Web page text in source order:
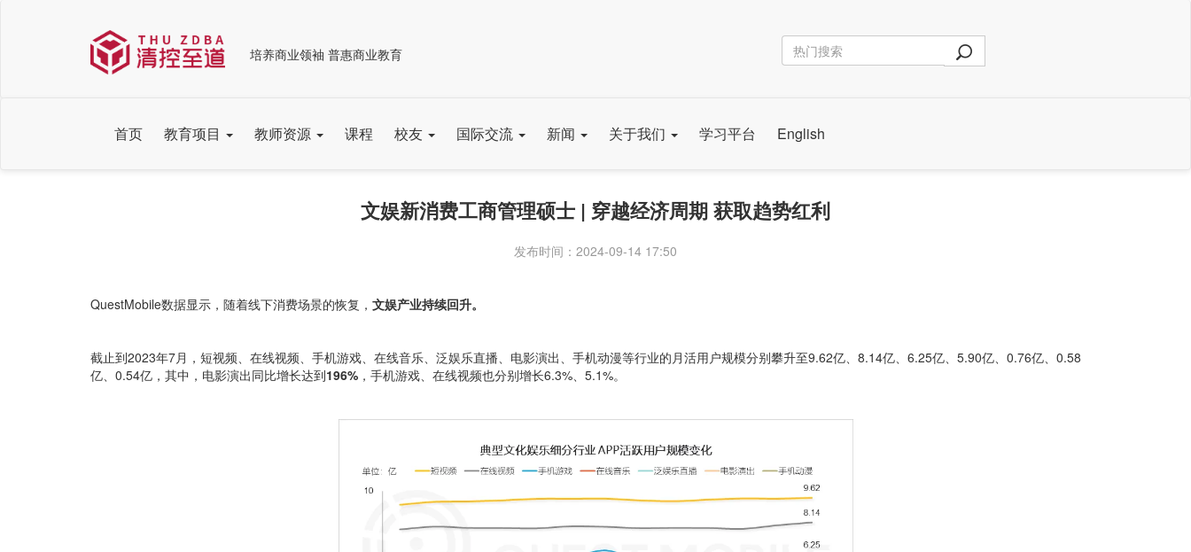
培养商业领袖 普惠商业教育
首页 教育项目 教师资源 课程 校友 国际交流 新闻 关于我们 学习平台 English
文娱新消费工商管理硕士 | 穿越经济周期 获取趋势红利
发布时间：2024-09-14 17:50
QuestMobile数据显示，随着线下消费场景的恢复， 文娱产业持续回升。
截止到2023年7月，短视频、在线视频、手机游戏、在线音乐、泛娱乐直播、电影演出、手机动漫等行业的月活用户规模分别攀升至9.62亿、8.14亿、6.25亿、5.90亿、0.76亿、0.58
亿、0.54亿，其中，电影演出同比增长达到196% ，手机游戏、在线视频也分别增长6.3%、5.1%。